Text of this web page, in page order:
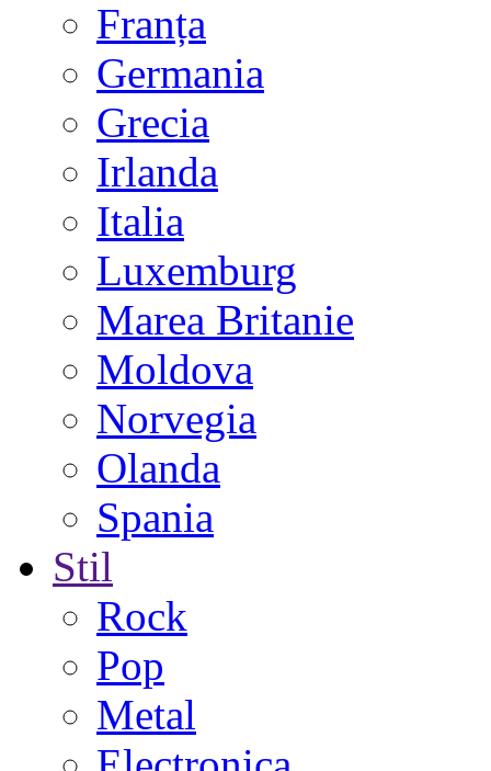
Franța
Germania
Grecia
Irlanda
Italia
Luxemburg
Marea Britanie
Moldova
Norvegia
Olanda
Spania
Stil
Rock
Pop
Metal